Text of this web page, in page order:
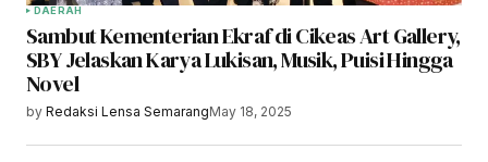
DAERAH
Sambut Kementerian Ekraf di Cikeas Art Gallery,
SBY Jelaskan Karya Lukisan, Musik, Puisi Hingga
Novel
by Redaksi Lensa SemarangMay 18, 2025